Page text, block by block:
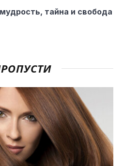
тайна и свобода